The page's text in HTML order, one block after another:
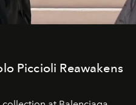
Piccioli Reawakens